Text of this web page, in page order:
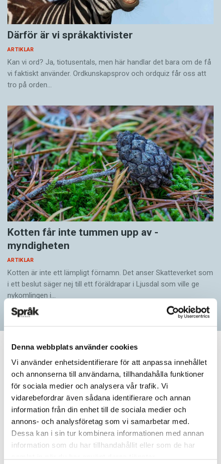
Denna webbplats använder cookies
Vi använder enhetsidentifierare för att anpassa innehållet
och annonserna till användarna, tillhandahålla funktioner
för sociala medier och analysera vår trafik. Vi
vidarebefordrar även sådana identifierare och annan
information från din enhet till de sociala medier och
annons- och analysföretag som vi samarbetar med.
Dessa kan i sin tur kombinera informationen med annan
information som du har tillhandahållit eller som de har
Därför är vi språkaktivister
ARTIKLAR
Kan vi ord? Ja, tiotusentals, men här handlar det bara om de få
vi faktiskt använder. Ordkunskapsprov och ordquiz får oss att
tro på orden…
Kotten får inte tummen upp av ­
myndigheten
ARTIKLAR
Kotten är inte ett lämpligt förnamn. Det anser Skatte­verket som
i ett beslut säger nej till ett föräldra­par i Ljusdal som ville ge
nykomlingen i…
ARTIKLAR
Här är vinnaren i 2023
års
felstavningskalender
Här är lösningen på 2023 års